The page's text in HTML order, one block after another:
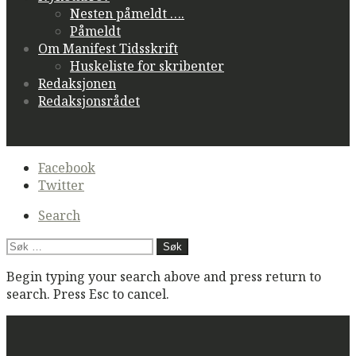
Nesten påmeldt ….
Påmeldt
Om Manifest Tidsskrift
Huskeliste for skribenter
Redaksjonen
Redaksjonsrådet
Secondary
navigation
Facebook
Twitter
Search
Søk
Begin typing your search above and press return to
search. Press Esc to cancel.